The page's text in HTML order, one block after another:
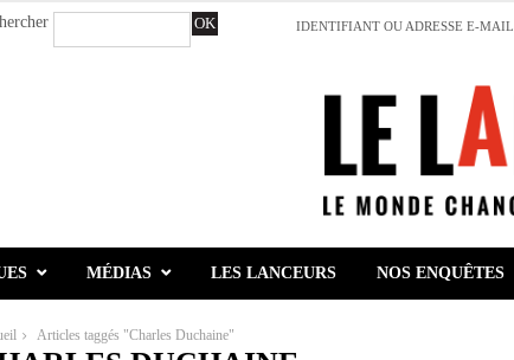
IDENTIFIANT OU ADRESSE E-MAIL
OK
MÉDIAS LES LANCEURS NOS ENQUÊTES
Articles taggés "Charles Duchaine"